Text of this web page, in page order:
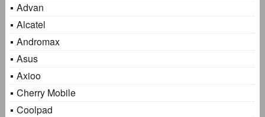
Advan
Alcatel
Andromax
Asus
Axioo
Cherry Mobile
Coolpad